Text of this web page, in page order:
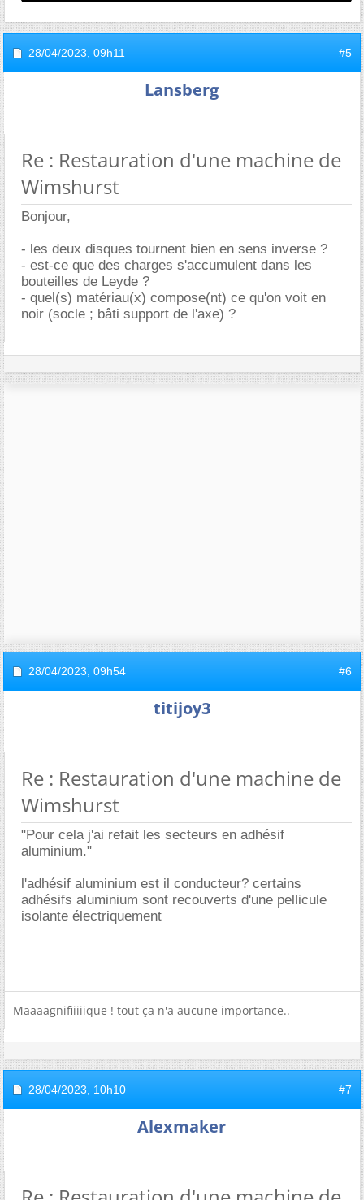
28/04/2023, 09h11 #5
Lansberg
Re : Restauration d'une machine de
Wimshurst
Bonjour,
- les deux disques tournent bien en sens inverse ?
- est-ce que des charges s'accumulent dans les
bouteilles de Leyde ?
- quel(s) matériau(x) compose(nt) ce qu'on voit en
noir (socle ; bâti support de l'axe) ?
28/04/2023, 09h54 #6
titijoy3
Re : Restauration d'une machine de
Wimshurst
"Pour cela j'ai refait les secteurs en adhésif
aluminium."
l'adhésif aluminium est il conducteur? certains
adhésifs aluminium sont recouverts d'une pellicule
isolante électriquement
Maaaagnifiiiiique ! tout ça n'a aucune importance..
28/04/2023, 10h10 #7
Alexmaker